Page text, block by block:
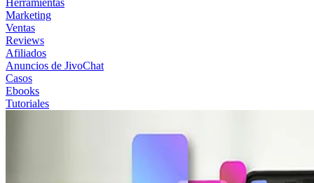
Herramientas
Marketing
Ventas
Reviews
Afiliados
Anuncios de JivoChat
Casos
Ebooks
Tutoriales